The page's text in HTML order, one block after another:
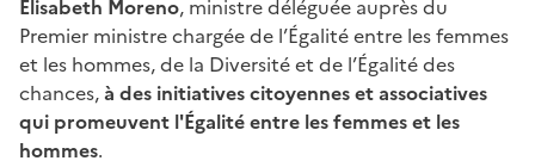
Élisabeth Moreno, ministre déléguée auprès du
Premier ministre chargée de l’Égalité entre les femmes
et les hommes, de la Diversité et de l’Égalité des
chances,à des initiatives citoyennes et associatives
qui promeuvent l'Égalité entre les femmes et les
hommes.